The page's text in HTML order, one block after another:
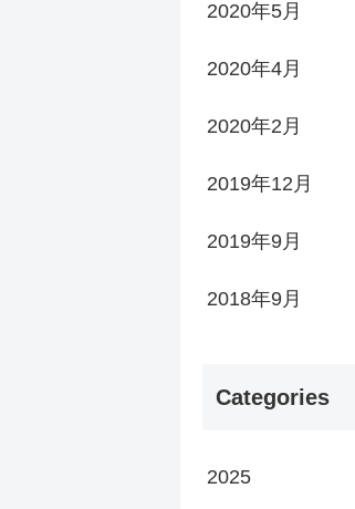
2020年5月
2020年4月
2020年2月
2019年12月
2019年9月
2018年9月
Categories
2025